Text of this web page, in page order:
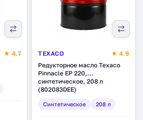
★ 4.7
TEXACO
★ 4.9
Редукторное масло Texaco
Pinnacle EP 220,
синтетическое, 208 л
(802083DEE)
Синтетическое 208 л